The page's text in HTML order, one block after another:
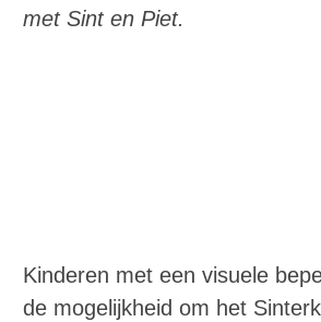
met Sint en Piet.
Kinderen met een visuele
de mogelijkheid om het